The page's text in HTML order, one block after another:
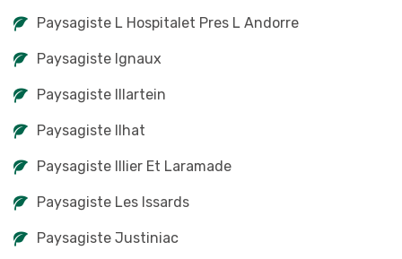
Paysagiste L Hospitalet Pres L Andorre
Paysagiste Ignaux
Paysagiste Illartein
Paysagiste Ilhat
Paysagiste Illier Et Laramade
Paysagiste Les Issards
Paysagiste Justiniac